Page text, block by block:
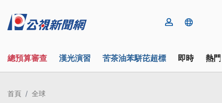
總預算審查 漢光演習 苦茶油苯駢芘超標 即時 熱
首頁 全球